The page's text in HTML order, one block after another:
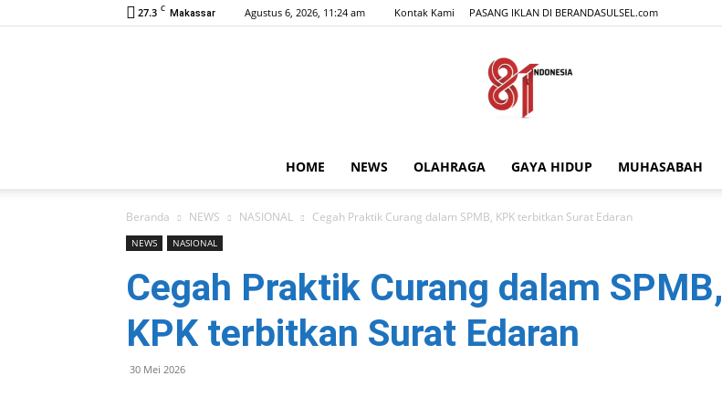
27.3 C Makassar Agustus 6, 2026, 11:24 am Kontak Kami PASANG IKLAN DI BERANDASULSEL.com
HOME NEWS OLAHRAGA GAYA HIDUP MUHASABAH
Beranda NEWS NASIONAL Cegah Praktik Curang dalam SPMB, KPK terbitkan Surat Edaran
NEWS NASIONAL
Cegah Praktik Curang dalam SPMB,
KPK terbitkan Surat Edaran
30 Mei 2026